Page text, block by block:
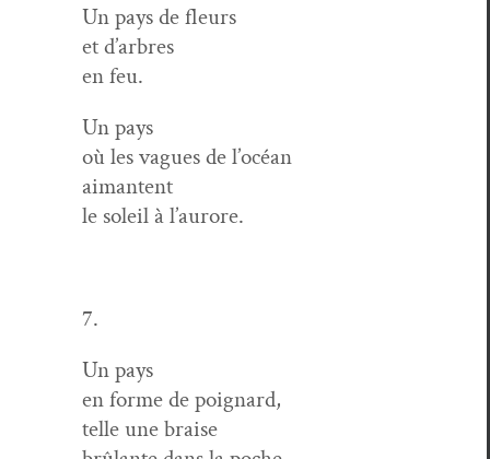
Un pays de fleurs
et d’arbres
en feu.
Un pays
où les vagues de l’océan
aimantent
le soleil à l’aurore.
7.
Un pays
en forme de poignard,
telle une braise